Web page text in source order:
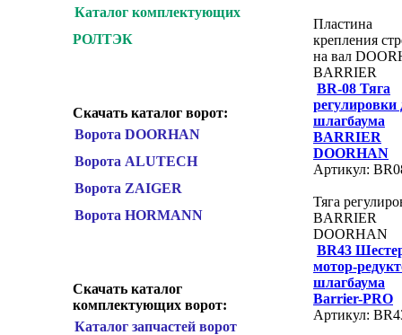
Каталог комплектующих
РОЛТЭК
Скачать каталог ворот:
Ворота DOORHAN
Ворота ALUTECH
Ворота ZAIGER
Ворота HORMANN
Скачать каталог
комплектующих ворот:
Каталог запчастей ворот
Пластина
крепления
на вал
BARRIER
BR-08 Тяга
регулировки
шлагбаума
BARRIER
DOORHAN
Артикул:
Тяга
BARRIER
DOORHAN
BR43
мотор-
шлагбаума
Barrier-PRO
Артикул: